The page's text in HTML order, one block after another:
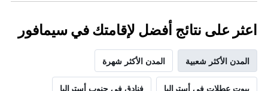
اعثر على نتائج أفضل لإقامتك في سيمافور
المدن الأكثر شعبية المدن الأكثر شهرة
بيوت عطلات في أستراليا فنادق في جنوب أستراليا